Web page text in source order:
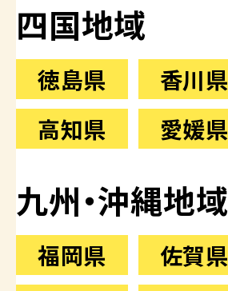
四国地域
徳島県
香川県
高知県
愛媛県
九州・沖縄地域
福岡県
佐賀県